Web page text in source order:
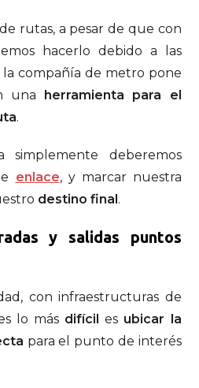
rutas, a pesar de que con
hacerlo debido a las
la compañía de metro pone
una herramienta para el
.
simplemente deberemos
enlace, y marcar nuestra
destino final.
y salidas puntos
con infraestructuras de
lo más difícil es ubicar la
para el punto de interés